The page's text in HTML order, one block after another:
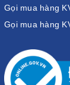
Gọi mua hàng
Gọi mua hàng